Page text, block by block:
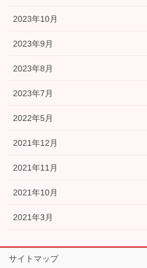
2023年10月
2023年9月
2023年8月
2023年7月
2022年5月
2021年12月
2021年11月
2021年10月
2021年3月
サイトマップ